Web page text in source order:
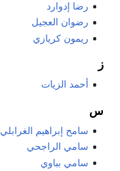
رضا إدوارد
رضوان العجيل
ريمون كريازي
ز
أحمد الزيات
س
سامح إبراهيم الغرابلي
سامي الراجحي
سامي بباوي